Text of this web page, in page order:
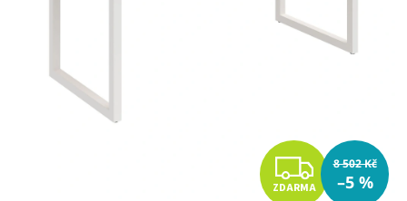
Z
ZDARMA
8 502 Kč
–5 %